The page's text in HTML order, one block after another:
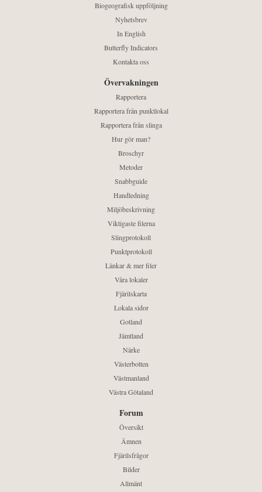
Biogeografisk uppföljning
Nyhetsbrev
In English
Butterfly Indicators
Kontakta oss
Övervakningen
Rapportera
Rapportera från punktlokal
Rapportera från slinga
Hur gör man?
Broschyr
Metoder
Snabbguide
Handledning
Miljöbeskrivning
Viktigaste filerna
Slingprotokoll
Punktprotokoll
Länkar & mer filer
Våra lokaler
Fjärilskarta
Lokala sidor
Gotland
Jämtland
Närke
Västerbotten
Västmanland
Västra Götaland
Forum
Översikt
Ämnen
Fjärilsfrågor
Bilder
Allmänt